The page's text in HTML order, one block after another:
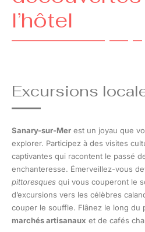
l’hôtel
Excursions
Sanary-sur-Mer est un joyau que
explorer. Participez à des visites
captivantes qui racontent le passé
enchanteresse. Émerveillez-vous
pittoresques qui vous couperont le
d’excursions vers les célèbres
couper le souffle. Flânez le long du
marchés artisanaux et de cafés